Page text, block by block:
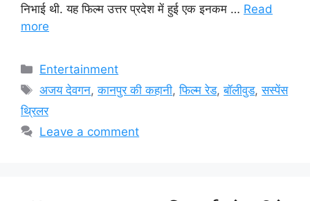
निभाई थी. यह फिल्म उत्तर प्रदेश में हुई एक इनकम … Read
more
Categories
Entertainment
Tags
अजय देवगन,कानपुर की कहानी,फिल्म रेड,बॉलीवुड,सस्पेंस
थ्रिलर
Leave a comment